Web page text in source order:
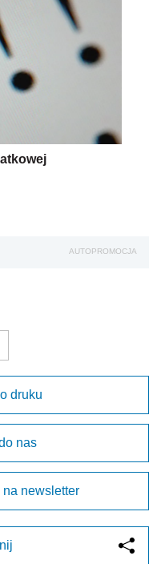
AUTOPROMOCJA
druku
nas
newsletter